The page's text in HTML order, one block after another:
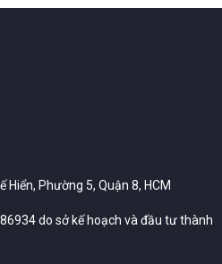
Phường 5, Quận 8, HCM
do sở kế hoạch và đầu tư thành